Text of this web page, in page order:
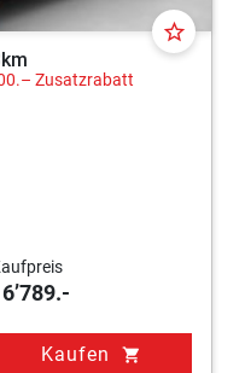
star_border
Zusatzrabatt
Kaufen shopping_cart